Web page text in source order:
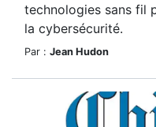
technologies sans fil
la cybersécurité.
Par : Jean Hudon